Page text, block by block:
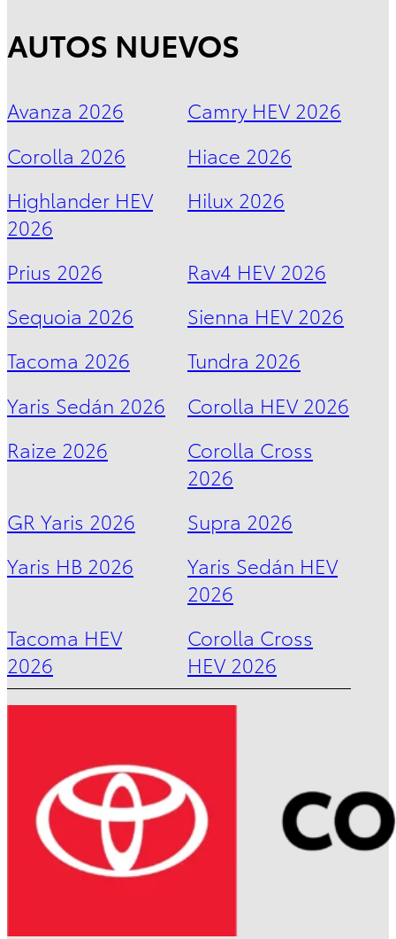
$514,700
Sequoia
2026
$1,735,000
$1,007,600
PROMOCIÓN
AUTOS NUEVOS
Avanza 2026
Camry HEV 2026
Corolla 2026
Hiace 2026
Highlander HEV
2026
Hilux 2026
Prius 2026
Rav4 HEV 2026
Sequoia 2026
Sienna HEV 2026
Tacoma 2026
Tundra 2026
Yaris Sedán 2026
Corolla HEV 2026
Raize 2026
Corolla Cross
2026
GR Yaris 2026
Supra 2026
Yaris HB 2026
Yaris Sedán HEV
2026
Tacoma HEV
2026
Corolla Cross
HEV 2026